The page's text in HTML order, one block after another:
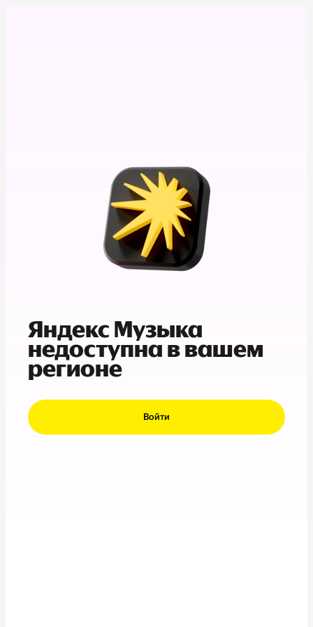
Яндекс Музыка
недоступна в вашем
регионе
Войти